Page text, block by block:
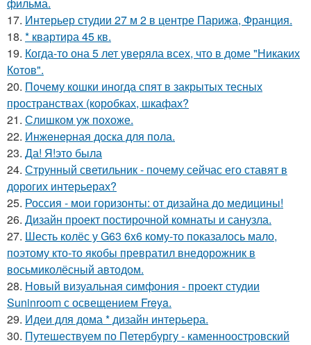
17. Интерьер студии 27 м 2 в центре Парижа, Франция.
18. * квартира 45 кв.
19. Когда-то она 5 лет уверяла всех, что в доме "Никаких
Котов".
20. Почему кошки иногда спят в закрытых тесных
пространствах (коробках, шкафах?
21. Слишком уж похоже.
22. Инжeнepная доска для пола.
23. Да! Я!это была
24. Струнный светильник - почему сейчас его ставят в
дорогих интерьерах?
25. Россия - мои горизонты: от дизайна до медицины!
26. Дизайн проект постирочной комнаты и санузла.
27. Шесть колёс у G63 6x6 кому-то показалось мало,
поэтому кто-то якобы превратил внедорожник в
восьмиколёсный автодом.
28. Новый визуальная симфония - проект студии
Suninroom с освещением Freya.
29. Идеи для дома * дизайн интерьера.
30. Путешествуем по Петербургу - каменноостровский